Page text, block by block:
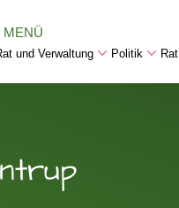
MENÜ
und Verwaltung Politik Rat